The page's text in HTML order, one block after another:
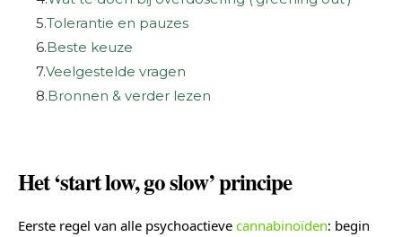
5.Tolerantie en pauzes
6.Beste keuze
7.Veelgestelde vragen
8.Bronnen & verder lezen
Het ‘start low, go slow’ principe
Eerste regel van alle psychoactieve cannabinoïden: begin